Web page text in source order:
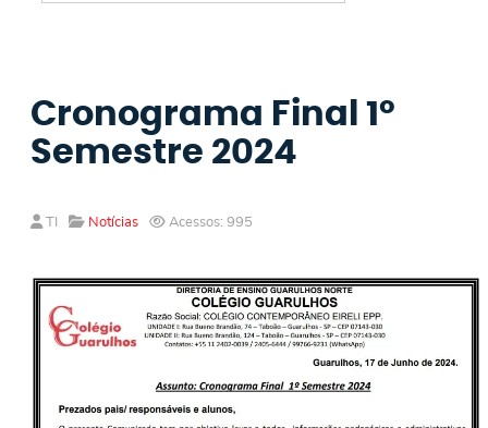
Cronograma Final 1º
Semestre 2024
Notícias Acessos: 995